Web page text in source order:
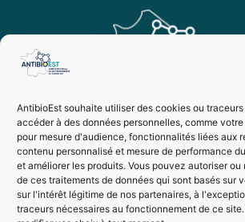
AntibioEst souhaite utiliser des cookies ou
accéder à des données personnelles, comme
pour mesure d'audience, fonctionnalités liées aux
contenu personnalisé et mesure de performance
et améliorer les produits. Vous pouvez autoriser
de ces traitements de données qui sont basés sur
sur l'intérêt légitime de nos partenaires, à
traceurs nécessaires au fonctionnement de ce